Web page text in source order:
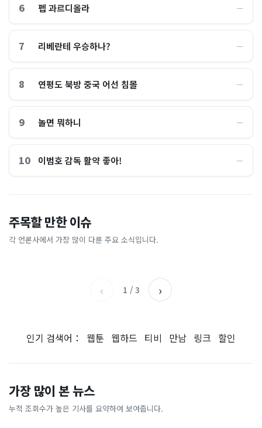
6 펩 과르디올라 ―
7 리베란테 우승하나? ―
8 연평도 북방 중국 어선 침몰 ―
9 놀면 뭐하니 ―
10 이범호 감독 활약 좋아! ―
주목할 만한 이슈
각 언론사에서 가장 많이 다룬 주요 소식입니다.
홈플러스, 2000억원으로 '시
간'을 샀다
비즈워치
왜?매일경제
[날씨] 오늘 밤 또 내린다...내
륙 중심 최대 150mm
졌다...국산 53개 중소기업이
‹ 1 / 3 ›
인기 검색어： 웹툰 웹하드 티비 만남 링크 할인
가장 많이 본 뉴스
누적 조회수가 높은 기사를 요약하여 보여줍니다.